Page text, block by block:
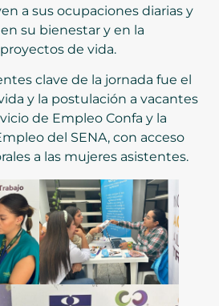
a sus ocupaciones diarias y
su bienestar y en la
de vida.
clave de la jornada fue el
y la postulación a vacantes
de Empleo Confa y la
del SENA, con acceso
a las mujeres asistentes.